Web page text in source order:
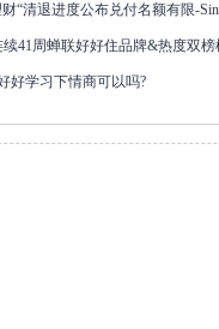
“清退进度公布兑付名额有限-
41周蝉联好好住品牌&热度双榜
好学习下情商可以吗?